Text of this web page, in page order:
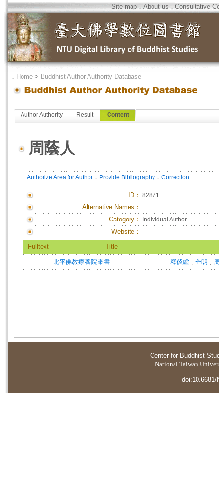
Site map．About us．Consultative
． Home > Buddhist Author Authority Database
Author Authority Result Content
周蔭人
Authorize Area for Author ． Provide Bibliography ． Correction
ID ： 82871
Alternative Names：
Category：
Individual Author
Website：
Fulltext Title
北平佛教療養院來書 釋倓虛 ; 全朗 ;
Center for Buddhist
National Taiwan
doi:10.6681/